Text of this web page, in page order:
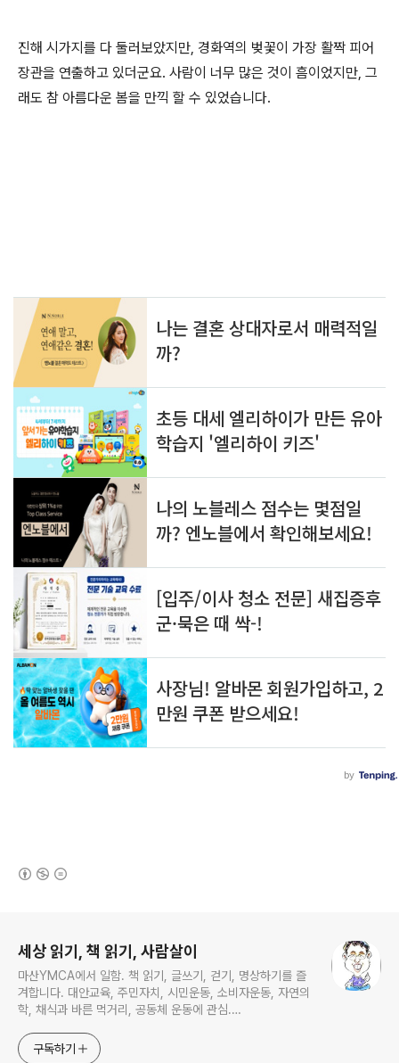
진해 시가지를 다 둘러보았지만, 경화역의 벚꽃이 가장 활짝 피어
장관을 연출하고 있더군요. 사람이 너무 많은 것이 흠이었지만, 그
래도 참 아름다운 봄을 만끽 할 수 있었습니다.
세상 읽기, 책 읽기, 사람살이
마산YMCA에서 일함. 책 읽기, 글쓰기, 걷기, 명상하기를 즐
겨합니다. 대안교육, 주민자치, 시민운동, 소비자운동, 자연의
학, 채식과 바른 먹거리, 공동체 운동에 관심.
http://www.facebook.com/ymcaman
구독하기